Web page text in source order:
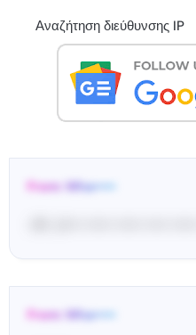
Αναζήτηση διεύθυνσης IP
From: Wha•••••
•••••• •••••• •••••• ••••••
From: Wha•••••